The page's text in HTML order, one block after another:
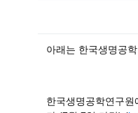
아래는 한국생명공
한국생명공학연구원